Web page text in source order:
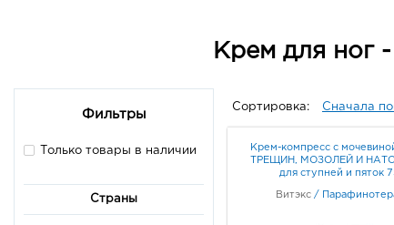
Крем для ног
Фильтры
Только товары в наличии
Страны
Сортировка: Сначала
Крем-компресс с
ТРЕЩИН, МОЗОЛЕЙ И
для ступней и пяток
Витэкс /